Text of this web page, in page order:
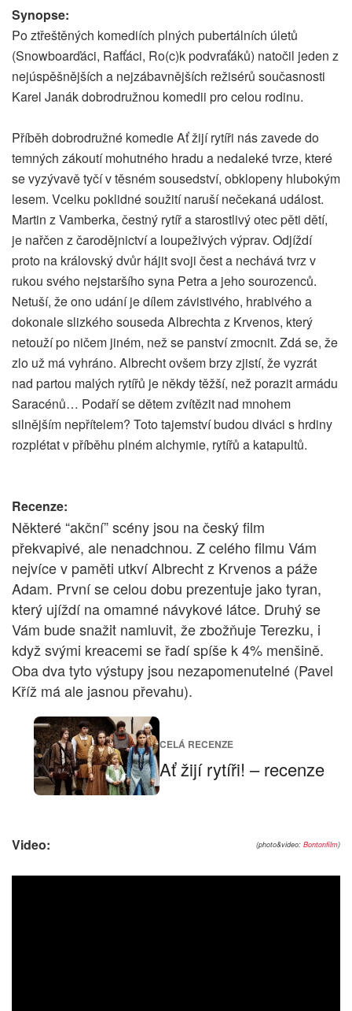
Synopse:
Po ztřeštěných komediích plných pubertálních úletů
(Snowboarďáci, Rafťáci, Ro(c)k podvraťáků) natočil jeden z
nejúspěšnějších a nejzábavnějších režisérů současnosti
Karel Janák dobrodružnou komedii pro celou rodinu.
Příběh dobrodružné komedie Ať žijí rytíři nás zavede do
temných zákoutí mohutného hradu a nedaleké tvrze, které
se vyzývavě tyčí v těsném sousedství, obklopeny hlubokým
lesem. Vcelku poklidné soužití naruší nečekaná událost.
Martin z Vamberka, čestný rytíř a starostlivý otec pěti dětí,
je nařčen z čarodějnictví a loupeživých výprav. Odjíždí
proto na královský dvůr hájit svoji čest a nechává tvrz v
rukou svého nejstaršího syna Petra a jeho sourozenců.
Netuší, že ono udání je dílem závistivého, hrabivého a
dokonale slizkého souseda Albrechta z Krvenos, který
netouží po ničem jiném, než se panství zmocnit. Zdá se, že
zlo už má vyhráno. Albrecht ovšem brzy zjistí, že vyzrát
nad partou malých rytířů je někdy těžší, než porazit armádu
Saracénů… Podaří se dětem zvítězit nad mnohem
silnějším nepřítelem? Toto tajemství budou diváci s hrdiny
rozplétat v příběhu plném alchymie, rytířů a katapultů.
Recenze:
Některé “akční” scény jsou na český film
překvapivé, ale nenadchnou. Z celého filmu Vám
nejvíce v paměti utkví Albrecht z Krvenos a páže
Adam. První se celou dobu prezentuje jako tyran,
který ujíždí na omamné návykové látce. Druhý se
Vám bude snažit namluvit, že zbožňuje Terezku, i
když svými kreacemi se řadí spíše k 4% menšině.
Oba dva tyto výstupy jsou nezapomenutelné (Pavel
Kříž má ale jasnou převahu).
CELÁ RECENZE
Ať žijí rytíři! – recenze
(photo&video: Bontonfilm)
Video: